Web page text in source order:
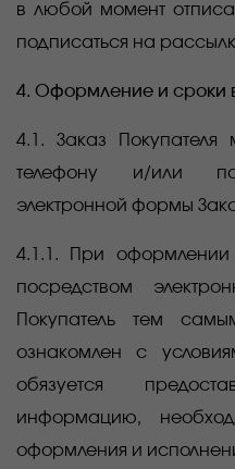
в любой момент
подписаться на
4. Оформление и сроки
4.1. Заказ
телефону и/или
электронной формы
4.1.1. При
посредством
Покупатель тем
ознакомлен с
обязуется
информацию,
оформления и